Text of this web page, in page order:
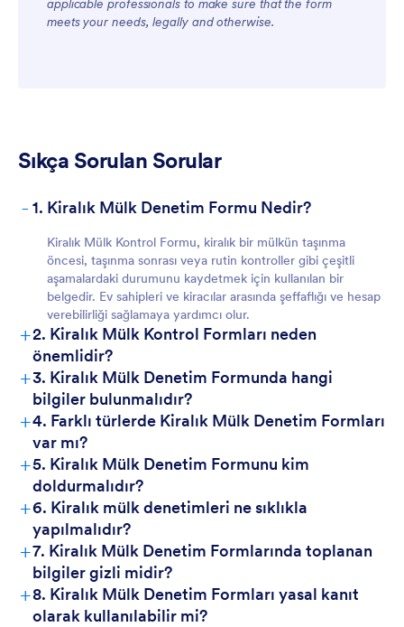
applicable professionals to make sure that the form
meets your needs, legally and otherwise.
Sıkça Sorulan Sorular
- 1. Kiralık Mülk Denetim Formu Nedir?
Kiralık Mülk Kontrol Formu, kiralık bir mülkün taşınma
öncesi, taşınma sonrası veya rutin kontroller gibi çeşitli
aşamalardaki durumunu kaydetmek için kullanılan bir
belgedir. Ev sahipleri ve kiracılar arasında şeffaflığı ve hesap
verebilirliği sağlamaya yardımcı olur.
+2. Kiralık Mülk Kontrol Formları neden
önemlidir?
+3. Kiralık Mülk Denetim Formunda hangi
bilgiler bulunmalıdır?
+4. Farklı türlerde Kiralık Mülk Denetim Formları
var mı?
+5. Kiralık Mülk Denetim Formunu kim
doldurmalıdır?
+6. Kiralık mülk denetimleri ne sıklıkla
yapılmalıdır?
+7. Kiralık Mülk Denetim Formlarında toplanan
bilgiler gizli midir?
+8. Kiralık Mülk Denetim Formları yasal kanıt
olarak kullanılabilir mi?